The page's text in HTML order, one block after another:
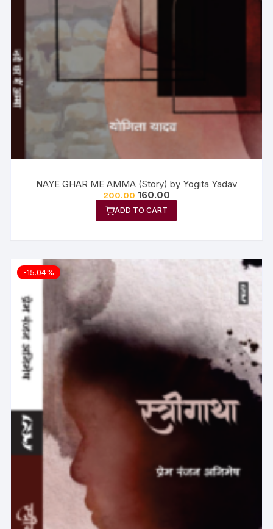
NAYE GHAR ME AMMA (Story) by Yogita Yadav
200.00 160.00
ADD TO CART
-15.04%